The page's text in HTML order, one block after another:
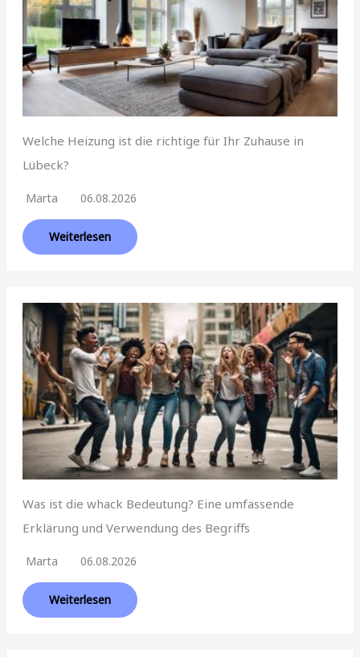
Welche Heizung ist die richtige für Ihr Zuhause in
Lübeck?
Marta 06.08.2026
Weiterlesen
Was ist die whack Bedeutung? Eine umfassende
Erklärung und Verwendung des Begriffs
Marta 06.08.2026
Weiterlesen